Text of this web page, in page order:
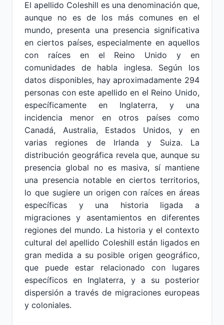
El apellido Coleshill es una denominación que,
aunque no es de los más comunes en el
mundo, presenta una presencia significativa
en ciertos países, especialmente en aquellos
con raíces en el Reino Unido y en
comunidades de habla inglesa. Según los
datos disponibles, hay aproximadamente 294
personas con este apellido en el Reino Unido,
específicamente en Inglaterra, y una
incidencia menor en otros países como
Canadá, Australia, Estados Unidos, y en
varias regiones de Irlanda y Suiza. La
distribución geográfica revela que, aunque su
presencia global no es masiva, sí mantiene
una presencia notable en ciertos territorios,
lo que sugiere un origen con raíces en áreas
específicas y una historia ligada a
migraciones y asentamientos en diferentes
regiones del mundo. La historia y el contexto
cultural del apellido Coleshill están ligados en
gran medida a su posible origen geográfico,
que puede estar relacionado con lugares
específicos en Inglaterra, y a su posterior
dispersión a través de migraciones europeas
y coloniales.